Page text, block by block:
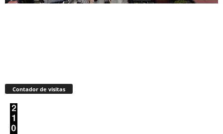
Contador de visitas